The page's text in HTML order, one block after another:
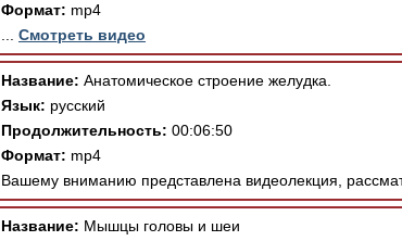
Формат: mp4
Смотреть видео
Название: Анатомическое строение желудка.
Язык: русский
Продолжительность: 00:06:50
Формат: mp4
Вашему вниманию представлена видеолекция,
Название: Мышцы головы и шеи